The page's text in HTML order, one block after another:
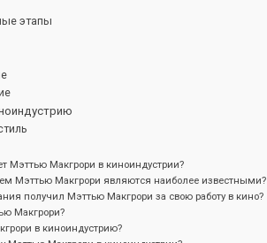
этапы
Мэттью Макгрори в киноиндустрии?
Мэттью Макгрори являются наиболее известными?
получил Мэттью Макгрори за свою работу в кино?
Макгрори?
в киноиндустрию?